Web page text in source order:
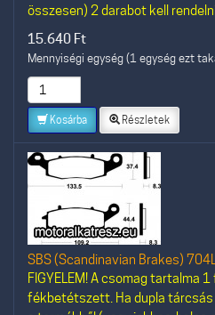
összesen) 2 darabot kell
15.640 Ft
Mennyiségi egység (1 egység ezt
Kosárba Részletek
SBS (Scandinavian Brakes)
FIGYELEM! A csomag tartalma
fékbetétszett. Ha dupla tárcsás